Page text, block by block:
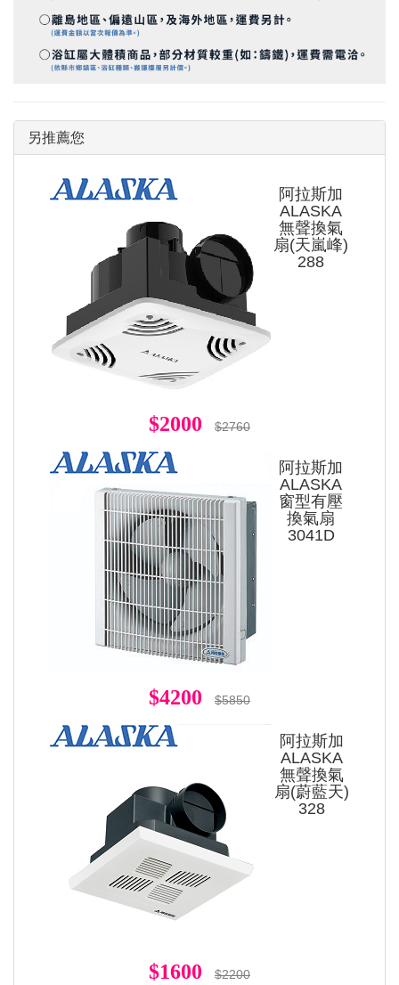
另推薦您
阿拉斯加
ALASKA
無聲換氣
扇(天嵐峰)
288
$2000 $2760
阿拉斯加
ALASKA
窗型有壓
換氣扇
3041D
$4200 $5850
阿拉斯加
ALASKA
無聲換氣
扇(蔚藍天)
328
$1600 $2200